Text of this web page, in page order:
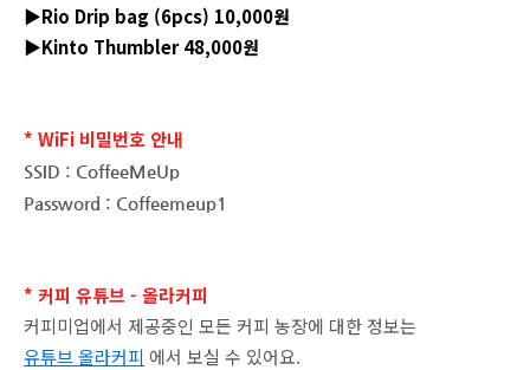
▶Rio Drip bag (6pcs) 10,000원
▶Kinto Thumbler 48,000원
* WiFi 비밀번호 안내
SSID : CoffeeMeUp
Password : Coffeemeup1
* 커피 유튜브 - 올라커피
커피미업에서 제공중인 모든 커피 농장에 대한 정보는
유튜브 올라커피 에서 보실 수 있어요.